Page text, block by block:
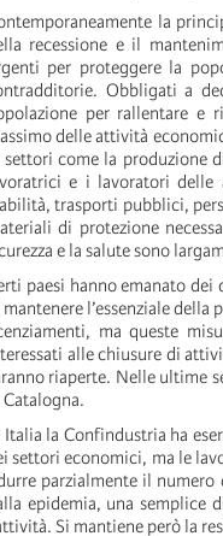
la
recessione e il
per proteggere la
Obbligati a
per rallentare e
delle attività
settori come la produzione
e i lavoratori delle
trasporti pubblici,
di protezione
e la salute sono
paesi hanno emanato
l’essenziale
ma queste
alle chiusure di
riaperte. Nelle ultime
Catalogna.
Italia la Confindustria ha
settori economici, ma le
parzialmente il
epidemia, una semplice
Si mantiene però la